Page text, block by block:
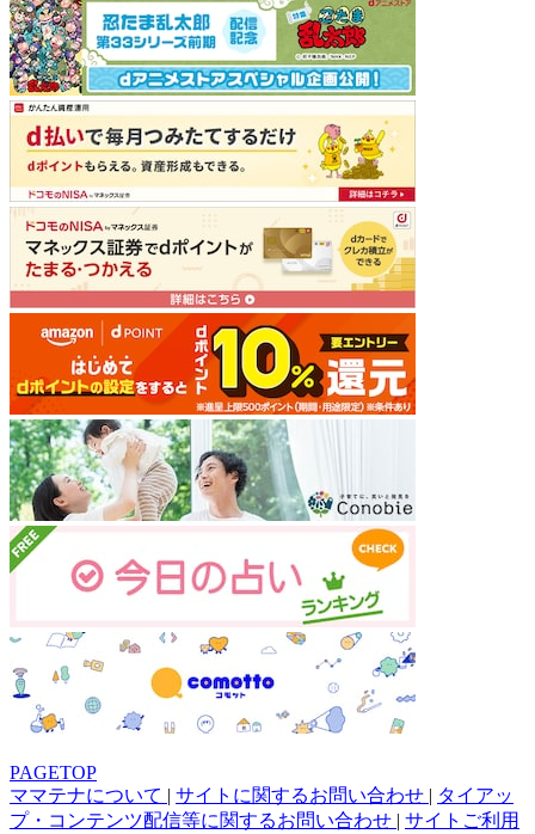
PAGETOP
ママテナについて
サイトに関するお問い合わせ
タイアッ
プ・コンテンツ配信等に関するお問い合わせ
サイトご利用